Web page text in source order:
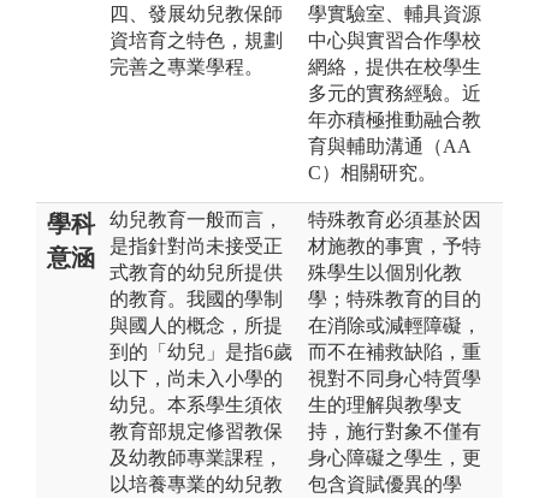
四、發展幼兒教保師
資培育之特色，規劃
完善之專業學程。
學實驗室、輔具資源
中心與實習合作學校
網絡，提供在校學生
多元的實務經驗。近
年亦積極推動融合教
育與輔助溝通（AA
C）相關研究。
學科
意涵
幼兒教育一般而言，
是指針對尚未接受正
式教育的幼兒所提供
的教育。我國的學制
與國人的概念，所提
到的「幼兒」是指6歲
以下，尚未入小學的
幼兒。本系學生須依
教育部規定修習教保
及幼教師專業課程，
以培養專業的幼兒教
特殊教育必須基於因
材施教的事實，予特
殊學生以個別化教
學；特殊教育的目的
在消除或減輕障礙，
而不在補救缺陷，重
視對不同身心特質學
生的理解與教學支
持，施行對象不僅有
身心障礙之學生，更
包含資賦優異的學